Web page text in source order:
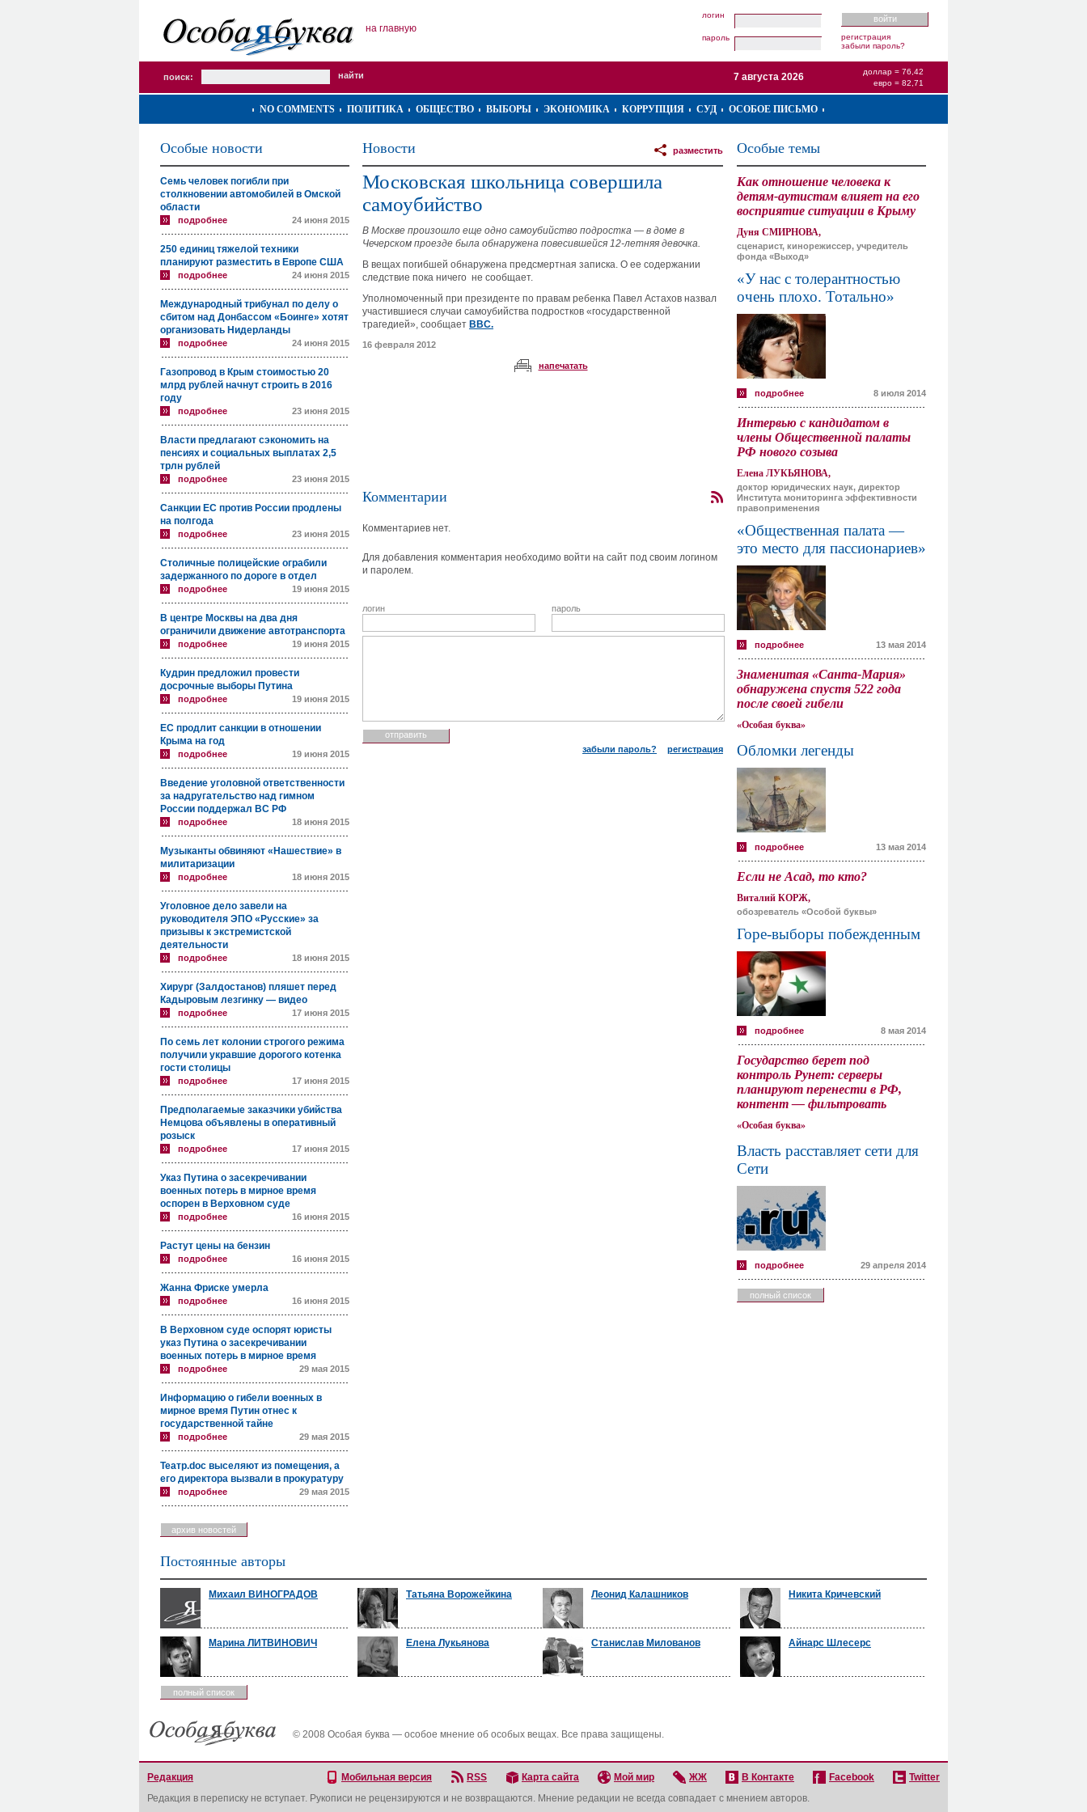
на главную
логин
пароль
регистрация
забыли пароль?
поиск:
доллар = 76,42
евро = 82,71
7 августа 2026
NO COMMENTS ПОЛИТИКА ОБЩЕСТВО ВЫБОРЫ ЭКОНОМИКА КОРРУПЦИЯ СУД ОСОБОЕ ПИСЬМО
Особые новости
Семь человек погибли при
столкновении автомобилей в Омской
области
подробнее 24 июня 2015
250 единиц тяжелой техники
планируют разместить в Европе США
подробнее 24 июня 2015
Международный трибунал по делу о
сбитом над Донбассом «Боинге» хотят
организовать Нидерланды
подробнее 24 июня 2015
Газопровод в Крым стоимостью 20
млрд рублей начнут строить в 2016
году
подробнее 23 июня 2015
Власти предлагают сэкономить на
пенсиях и социальных выплатах 2,5
трлн рублей
подробнее 23 июня 2015
Санкции ЕС против России продлены
на полгода
подробнее 23 июня 2015
Столичные полицейские ограбили
задержанного по дороге в отдел
подробнее 19 июня 2015
В центре Москвы на два дня
ограничили движение автотранспорта
подробнее 19 июня 2015
Кудрин предложил провести
досрочные выборы Путина
подробнее 19 июня 2015
ЕС продлит санкции в отношении
Крыма на год
подробнее 19 июня 2015
Введение уголовной ответственности
за надругательство над гимном
России поддержал ВС РФ
подробнее 18 июня 2015
Музыканты обвиняют «Нашествие» в
милитаризации
подробнее 18 июня 2015
Уголовное дело завели на
руководителя ЭПО «Русские» за
призывы к экстремистской
деятельности
подробнее 18 июня 2015
Хирург (Залдостанов) пляшет перед
Кадыровым лезгинку — видео
подробнее 17 июня 2015
По семь лет колонии строгого режима
получили укравшие дорогого котенка
гости столицы
подробнее 17 июня 2015
Предполагаемые заказчики убийства
Немцова объявлены в оперативный
розыск
подробнее 17 июня 2015
Указ Путина о засекречивании
военных потерь в мирное время
оспорен в Верховном суде
подробнее 16 июня 2015
Растут цены на бензин
подробнее 16 июня 2015
Жанна Фриске умерла
подробнее 16 июня 2015
В Верховном суде оспорят юристы
указ Путина о засекречивании
военных потерь в мирное время
подробнее 29 мая 2015
Информацию о гибели военных в
мирное время Путин отнес к
государственной тайне
подробнее 29 мая 2015
Театр.doc выселяют из помещения, а
его директора вызвали в прокуратуру
подробнее 29 мая 2015
архив новостей
Новости разместить
Московская школьница совершила
самоубийство
В Москве произошло еще одно самоубийство подростка — в доме в
Чечерском проезде была обнаружена повесившейся 12-летняя девочка.
В вещах погибшей обнаружена предсмертная записка. О ее содержании
следствие пока ничего не сообщает.
Уполномоченный при президенте по правам ребенка Павел Астахов назвал
участившиеся случаи самоубийства подростков «государственной
трагедией», сообщает ВВС.
16 февраля 2012
напечатать
Комментарии
Комментариев нет.
Для добавления комментария необходимо войти на сайт под своим логином
и паролем.
логин пароль
забыли пароль? регистрация
Особые темы
Как отношение человека к
детям-аутистам влияет на его
восприятие ситуации в Крыму
Дуня СМИРНОВА,
сценарист, кинорежиссер, учредитель
фонда «Выход»
«У нас с толерантностью
очень плохо. Тотально»
подробнее 8 июля 2014
Интервью с кандидатом в
члены Общественной палаты
РФ нового созыва
Елена ЛУКЬЯНОВА,
доктор юридических наук, директор
Института мониторинга эффективности
правоприменения
«Общественная палата —
это место для пассионариев»
подробнее 13 мая 2014
Знаменитая «Санта-Мария»
обнаружена спустя 522 года
после своей гибели
«Особая буква»
Обломки легенды
подробнее 13 мая 2014
Если не Асад, то кто?
Виталий КОРЖ,
обозреватель «Особой буквы»
Горе-выборы побежденным
подробнее 8 мая 2014
Государство берет под
контроль Рунет: серверы
планируют перенести в РФ,
контент — фильтровать
«Особая буква»
Власть расставляет сети для
Сети
подробнее 29 апреля 2014
полный список
Постоянные авторы
Михаил ВИНОГРАДОВ Татьяна Ворожейкина Леонид Калашников Никита Кричевский
Марина ЛИТВИНОВИЧ Елена Лукьянова Станислав Милованов Айнарс Шлесерс
полный список
© 2008 Особая буква — особое мнение об особых вещах. Все права защищены.
Редакция Мобильная версия RSS Карта сайта Мой мир ЖЖ В Контакте Facebook
Twitter
Редакция в переписку не вступает. Рукописи не рецензируются и не возвращаются. Мнение редакции не всегда совпадает с мнением авторов.